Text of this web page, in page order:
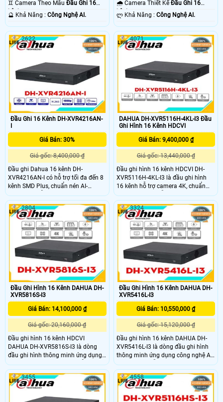
♊ Camera Theo Mẫu Đầu Ghi 16
kênh.
️🔮 Khả Năng : Công Nghệ AI.
🌧️ Camera Thiết KếĐầu Ghi 16
kênh.
️ლ Khả Năng :Công Nghệ AI.
Đầu Ghi 16 Kênh DH-XVR4216AN-
Giá Bán: 30%
Giá gốc: 8,400,000 ₫
Đầu ghi Dahua 16 kênh DH-
XVR4216AN-I có hỗ trợ tối đa đến 8
kênh SMD Plus, chuẩn nén AI-
Coding và hỗ trợ camera
HDCVI/TVI/AHD/Analog/IP. Bên
cạnh đó, còn hỗ trợ ghi hình camera
có độ phân giải kênh đầu tiên đến
1080N/720P chuẩn nén hình ảnh
H.265+ cho hình ảnh sắc nét và
chất lượng cao
2622
DAHUA DH-XVR5116H-4KL-I3 Đầu
Ghi Hình 16 Kênh HDCVI
Giá Bán: 9,400,000 ₫
Giá gốc: 13,440,000 ₫
Đầu ghi hình 16 kênh HDCVI DH-
XVR5116H-4KL-I3 là đầu ghi hình
16 kênh hỗ trợ camera 4K, chuẩn
nén H.265+ và hỗ trợ các dòng
camera HDCVI/ TVI/ AHD, IP &
Analog, thiết kế vỏ chất liệu kim liệu,
giúp hệ thống hoạt động ổn định,
lâu dài.
4071
Đầu Ghi Hình 16 Kênh DAHUA DH-
XVR5816S-I3
Giá Bán: 14,100,000 ₫
Giá gốc: 20,160,000 ₫
Đầu ghi hình 16 kênh HDCVI
DAHUA DH-XVR5816S-I3 là dòng
đầu ghi hình thông minh ứng dụng
công nghệ AI thông minh hỗ trợ lắp
camera có độ phân giải lên đến
6.0mp với chuẩn nén hình ảnh
H265+ cho chất lượng hình ảnh sắc
nét và tiết kiệm băng thông lưu trữ
2804
Đầu Ghi Hình 16 Kênh DAHUA DH-
XVR5416L-I3
Giá Bán: 10,550,000 ₫
Giá gốc: 15,120,000 ₫
Đầu ghi hình 16 kênh DAHUA DH-
XVR5416L-I3 là dòng đầu ghi hình
thông minh ứng dụng công nghệ AI
thông minh hỗ trợ lắp camera có độ
phân giải lên đến 6.0mp với chuẩn
nén hình ảnh H265+ cho chất lượng
hình ảnh sắc nét và tiết kiệm băng
thông lưu trữ giúp tiết kiệm chi phí
3324
3455 4558